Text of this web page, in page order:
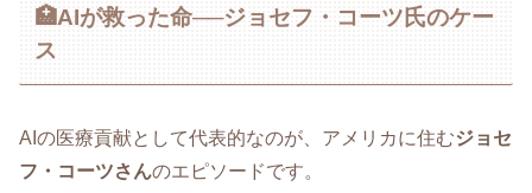
🏥AIが救った命──ジョセフ・コーツ氏のケー
ス
AIの医療貢献として代表的なのが、アメリカに住むジョセ
フ・コーツさんのエピソードです。